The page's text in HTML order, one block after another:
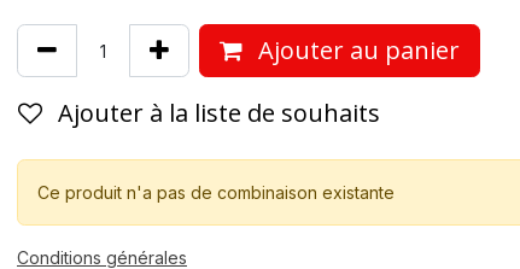
Ajouter au panier
Ajouter à la liste de souhaits
Ce produit n'a pas de combinaison existante
Conditions générales